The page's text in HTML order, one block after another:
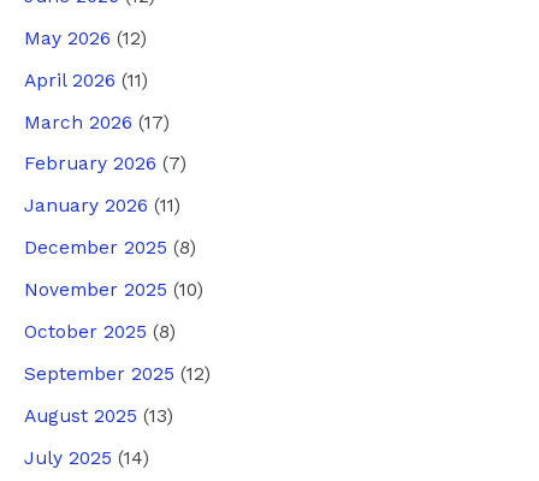
May 2026 (12)
April 2026 (11)
March 2026 (17)
February 2026 (7)
January 2026 (11)
December 2025 (8)
November 2025 (10)
October 2025 (8)
September 2025 (12)
August 2025 (13)
July 2025 (14)